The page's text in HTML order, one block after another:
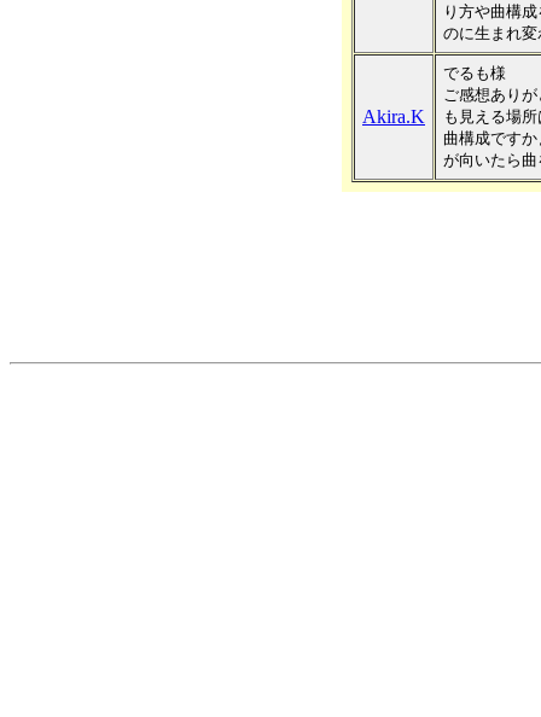
り方や曲構
のに生まれ
Akira.K
でるも様
ご感想あり
も見える場
曲構成です
が向いたら